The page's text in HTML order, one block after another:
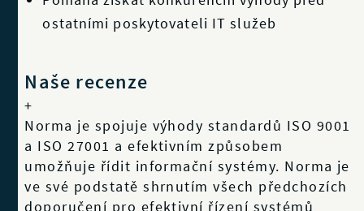
ostatními poskytovateli IT služeb
Naše recenze
+
Norma je spojuje výhody standardů ISO 9001
a ISO 27001 a efektivním způsobem
umožňuje řídit informační systémy. Norma je
ve své podstatě shrnutím všech předchozích
doporučení pro efektivní řízení systémů